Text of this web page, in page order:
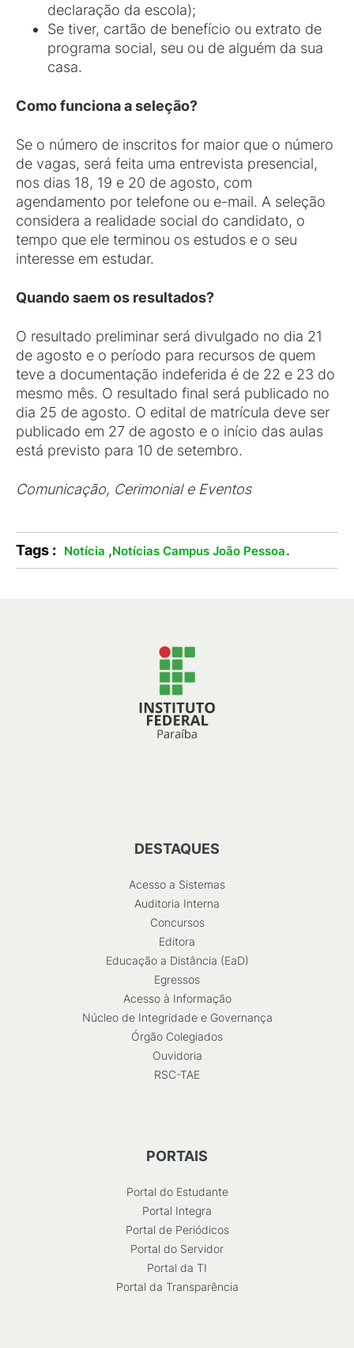
declaração da escola);
Se tiver, cartão de benefício ou extrato de
programa social, seu ou de alguém da sua
casa.
Como funciona a seleção?
Se o número de inscritos for maior que o número
de vagas, será feita uma entrevista presencial,
nos dias 18, 19 e 20 de agosto, com
agendamento por telefone ou e-mail. A seleção
considera a realidade social do candidato, o
tempo que ele terminou os estudos e o seu
interesse em estudar.
Quando saem os resultados?
O resultado preliminar será divulgado no dia 21
de agosto e o período para recursos de quem
teve a documentação indeferida é de 22 e 23 do
mesmo mês. O resultado final será publicado no
dia 25 de agosto. O edital de matrícula deve ser
publicado em 27 de agosto e o início das aulas
está previsto para 10 de setembro.
Comunicação, Cerimonial e Eventos
Tags : Notícia ,Notícias Campus João Pessoa.
DESTAQUES
Acesso a Sistemas
Auditoria Interna
Concursos
Editora
Educação a Distância (EaD)
Egressos
Acesso à Informação
Núcleo de Integridade e Governança
Órgão Colegiados
Ouvidoria
RSC-TAE
PORTAIS
Portal do Estudante
Portal Integra
Portal de Periódicos
Portal do Servidor
Portal da TI
Portal da Transparência